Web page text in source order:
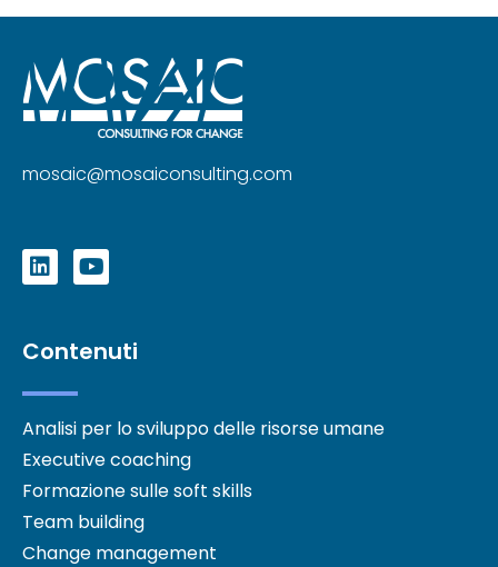
mosaic@mosaiconsulting.com
Contenuti
Analisi per lo sviluppo delle risorse umane
Executive coaching
Formazione sulle soft skills
Team building
Change management